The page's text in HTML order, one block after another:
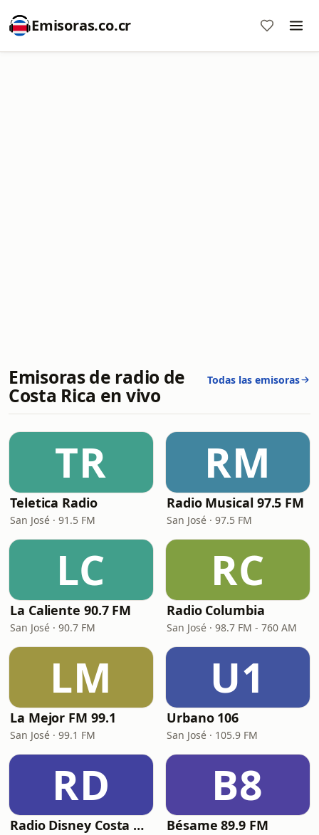
Emisoras.co.cr
Emisoras de radio de
Costa Rica en vivo
Todas las emisoras
TR
Teletica Radio
San José · 91.5 FM
RM
Radio Musical 97.5 FM
San José · 97.5 FM
LC
La Caliente 90.7 FM
San José · 90.7 FM
RC
Radio Columbia
San José · 98.7 FM - 760 AM
LM
La Mejor FM 99.1
San José · 99.1 FM
U1
Urbano 106
San José · 105.9 FM
RD
Radio Disney Costa Rica
B8
Bésame 89.9 FM